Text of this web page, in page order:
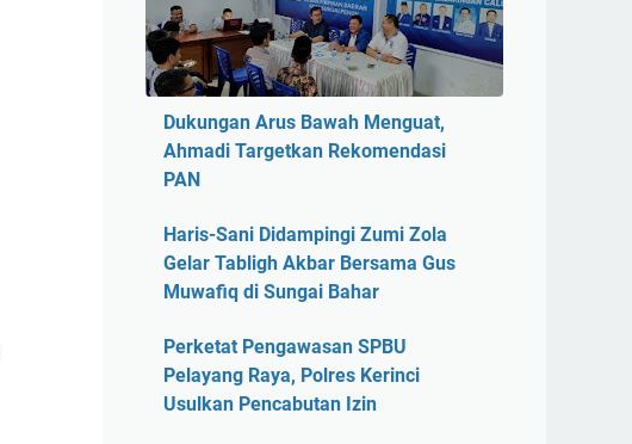
Dukungan Arus Bawah Menguat,
Ahmadi Targetkan Rekomendasi
PAN
Haris-Sani Didampingi Zumi Zola
Gelar Tabligh Akbar Bersama Gus
Muwafiq di Sungai Bahar
Perketat Pengawasan SPBU
Pelayang Raya, Polres Kerinci
Usulkan Pencabutan Izin